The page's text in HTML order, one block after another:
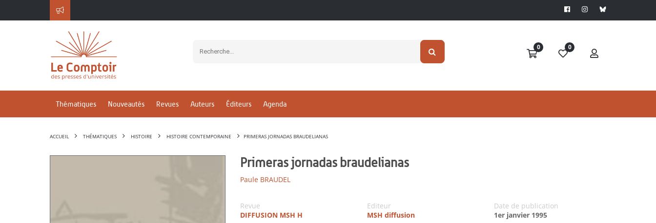
0 0
Thématiques Nouveautés Revues Auteurs Éditeurs Agenda
ACCUEIL THÉMATIQUES HISTOIRE HISTOIRE CONTEMPORAINE PRIMERAS JORNADAS BRAUDELIANAS
Primeras jornadas braudelianas
Paule BRAUDEL
Revue
DIFFUSION MSH H
Editeur
MSH diffusion
Date de publication
1er janvier 1995